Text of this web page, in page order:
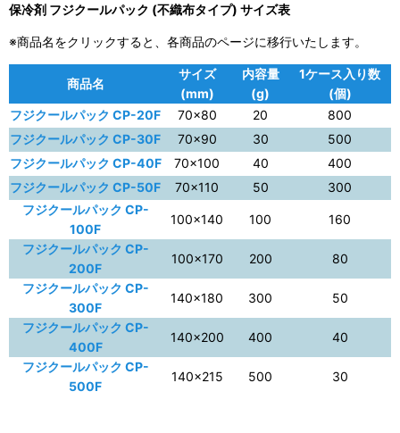
保冷剤 フジクールパック (不織布タイプ) サイズ表
※商品名をクリックすると、各商品のページに移行いたします。
商品名
サイズ
(mm)
内容量
(g)
1ケース入り数
(個)
フジクールパック CP-20F
70×80 20
800
フジクールパック CP-30F
70×90 30
500
フジクールパック CP-40F
70×100 40
400
フジクールパック CP-50F
70×110 50
300
フジクールパック CP-
100F
100×140 100
160
フジクールパック CP-
200F
100×170 200
80
フジクールパック CP-
300F
140×180 300
50
フジクールパック CP-
400F
140×200 400
40
フジクールパック CP-
500F
140×215 500 30